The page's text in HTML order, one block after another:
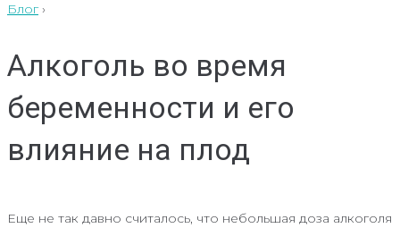
Блог ›
Алкоголь во время
беременности и его
влияние на плод
Еще не так давно считалось, что небольшая доза алкоголя